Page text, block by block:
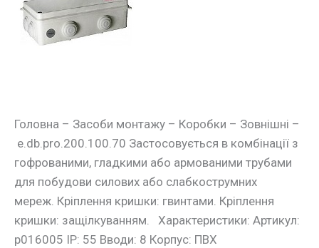
Головна – Засоби монтажу – Коробки – Зовнішні –
e.db.pro.200.100.70 Застосовується в комбінації з
гофрованими, гладкими або армованими трубами
для побудови силових або слабкострумних
мереж. Кріплення кришки: гвинтами. Кріплення
кришки: защілкуванням. Характеристики: Артикул:
p016005 IP: 55 Вводи: 8 Корпус: ПВХ
e.db.pro.200.100.70